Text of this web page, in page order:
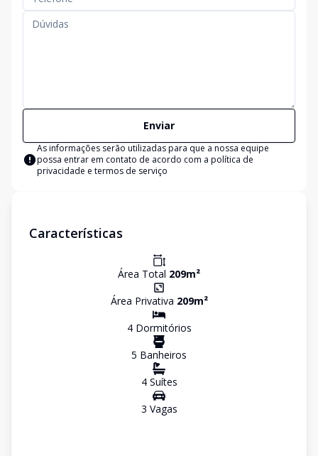
Enviar
As informações serão utilizadas para que a nossa equipe
possa entrar em contato de acordo com a política de
privacidade e termos de serviço
Características
Área Total 209m²
Área Privativa 209m²
4Dormitórios
5 Banheiros
4Suítes
3 Vagas